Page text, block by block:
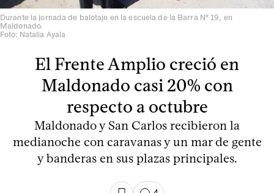
Durante la jornada de balotaje en la escuela de la Barra N° 19, en
Maldonado.
Foto: Natalia Ayala
El Frente Amplio creció en
Maldonado casi 20% con
respecto a octubre
Maldonado y San Carlos recibieron la
medianoche con caravanas y un mar de gente
y banderas en sus plazas principales.